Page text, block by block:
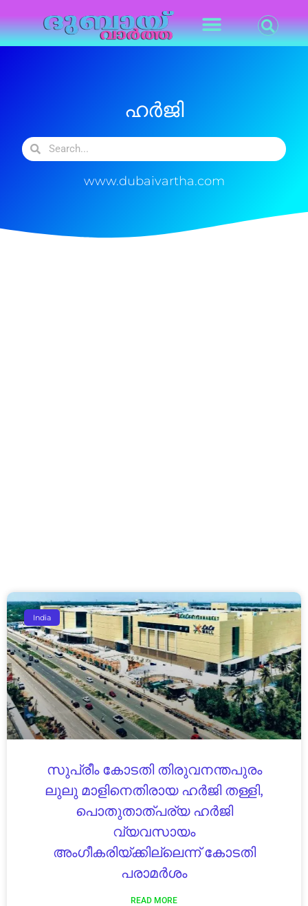
ഹർജി
www.dubaivartha.com
India
സുപ്രീം കോടതി തിരുവനന്തപുരം
ലുലു മാളിനെതിരായ ഹർജി തള്ളി,
പൊതുതാത്പര്യ ഹർജി
വ്യവസായം
അംഗീകരിയ്ക്കില്ലെന്ന് കോടതി
പരാമർശം
READ MORE